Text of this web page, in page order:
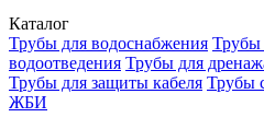
Каталог
Трубы для водоснабжения
водоотведения Трубы для
Трубы для защиты кабеля Трубы
ЖБИ